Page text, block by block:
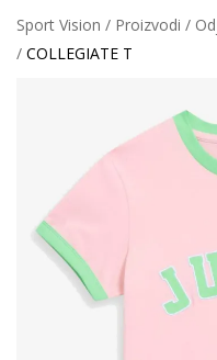
Sport Vision Proizvodi
COLLEGIATE T